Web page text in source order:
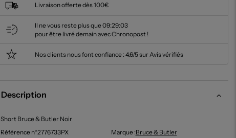
Livraison offerte dès 100€
Il ne vous reste plus que09:29:02
pour être livré demain avec Chronopost !
Nos clients nous font confiance : 4.6/5 sur Avis vérifiés
Description
Short Bruce & Butler Noir
Référence n°2776733PX
Marque :Bruce & Butler